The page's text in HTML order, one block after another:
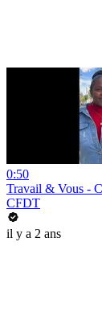
0:50
Travail & Vous -
CFDT
il y a 2 ans